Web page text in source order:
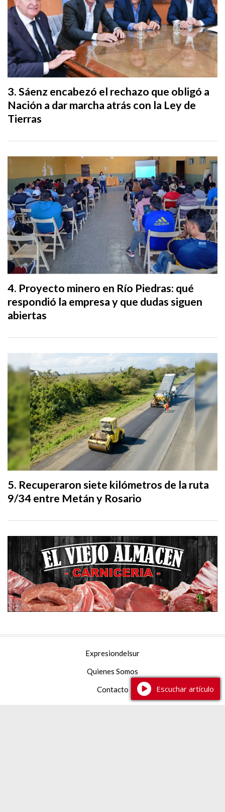
Sáenz encabezó el rechazo que obligó a
Nación a dar marcha atrás con la Ley de
Tierras
Proyecto minero en Río Piedras: qué
respondió la empresa y que dudas siguen
abiertas
Recuperaron siete kilómetros de la ruta
9/34 entre Metán y Rosario
Expresiondelsur
Quienes Somos
Contacto
Escuchar artículo